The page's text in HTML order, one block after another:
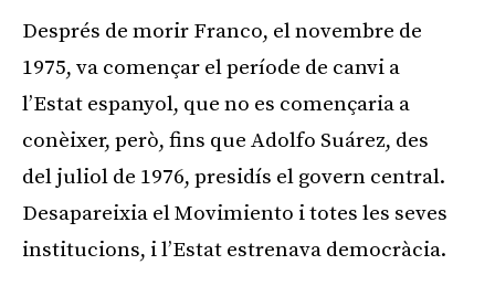
Després de morir Franco, el novembre de
1975, va començar el període de canvi a
l’Estat espanyol, que no es començaria a
conèixer, però, fins que Adolfo Suárez, des
del juliol de 1976, presidís el govern central.
Desapareixia el Movimiento i totes les seves
institucions, i l’Estat estrenava democràcia.